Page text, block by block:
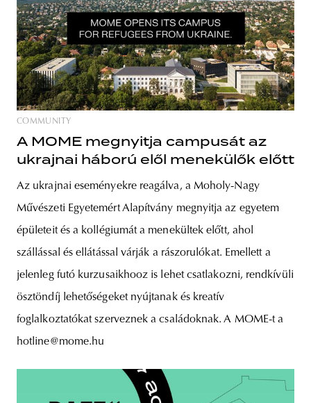
COMMUNITY
A MOME megnyitja campusát az
ukrajnai háború elől menekülők előtt
Az ukrajnai eseményekre reagálva, a Moholy-Nagy
Művészeti Egyetemért Alapítvány megnyitja az egyetem
épületeit és a kollégiumát a menekültek előtt, ahol
szállással és ellátással várják a rászorulókat. Emellett a
jelenleg futó kurzusaikhooz is lehet csatlakozni, rendkívüli
ösztöndíj lehetőségeket nyújtanak és kreatív
foglalkoztatókat szerveznek a családoknak. A MOME-t a
hotline@mome.hu